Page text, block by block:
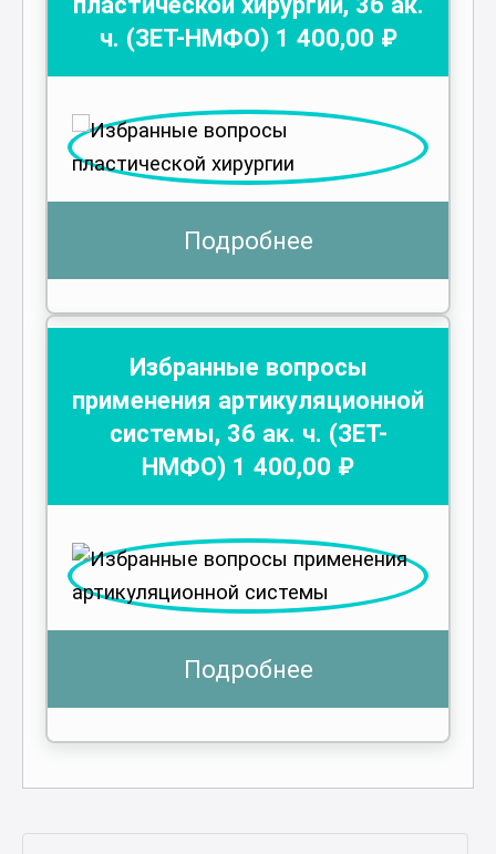
ч. (ЗЕТ-НМФО) 1 400,00 ₽
Подробнее
Избранные вопросы
применения артикуляционной
системы, 36 ак. ч. (ЗЕТ-
НМФО) 1 400,00 ₽
Подробнее